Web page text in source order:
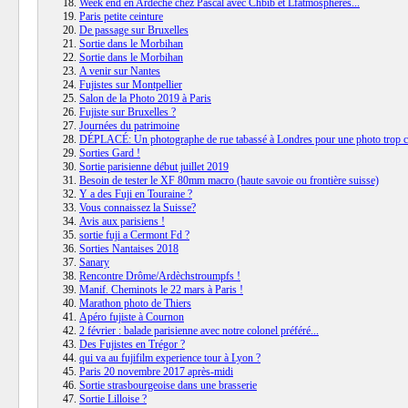
Week end en Ardèche chez Pascal avec Chbib et Lfatmosphères...
Paris petite ceinture
De passage sur Bruxelles
Sortie dans le Morbihan
Sortie dans le Morbihan
A venir sur Nantes
Fujistes sur Montpellier
Salon de la Photo 2019 à Paris
Fujiste sur Bruxelles ?
Journées du patrimoine
DÉPLACÉ: Un photographe de rue tabassé à Londres pour une photo trop
Sorties Gard !
Sortie parisienne début juillet 2019
Besoin de tester le XF 80mm macro (haute savoie ou frontière suisse)
Y a des Fuji en Touraine ?
Vous connaissez la Suisse?
Avis aux parisiens !
sortie fuji a Cermont Fd ?
Sorties Nantaises 2018
Sanary
Rencontre Drôme/Ardèchstroumpfs !
Manif. Cheminots le 22 mars à Paris !
Marathon photo de Thiers
Apéro fujiste à Cournon
2 février : balade parisienne avec notre colonel préféré...
Des Fujistes en Trégor ?
qui va au fujifilm experience tour à Lyon ?
Paris 20 novembre 2017 après-midi
Sortie strasbourgeoise dans une brasserie
Sortie Lilloise ?